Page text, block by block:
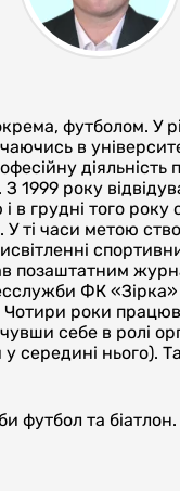
футболом. У
в
діяльність
1999 року
в грудні того
ті часи метою
ФК «Зірка»
роки
себе в ролі
середині нього).
футбол та